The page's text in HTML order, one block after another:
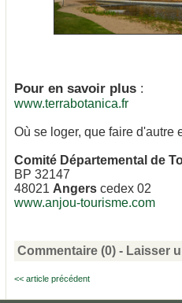
Pour en savoir plus :
www.terrabotanica.fr
Où se loger, que faire d'autre
Comité Départemental de
BP 32147
48021 Angers cedex 02
www.anjou-tourisme.com
Commentaire (0) - Laisser
<< article précédent